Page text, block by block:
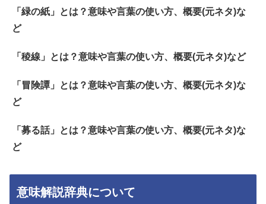
「緑の紙」とは？意味や言葉の使い方、概要(元ネタ)な
ど
「稜線」とは？意味や言葉の使い方、概要(元ネタ)など
「冒険譚」とは？意味や言葉の使い方、概要(元ネタ)な
ど
「募る話」とは？意味や言葉の使い方、概要(元ネタ)な
ど
意味解説辞典について